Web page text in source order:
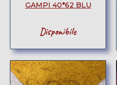
GAMPI 40*62 BLU
Disponibile